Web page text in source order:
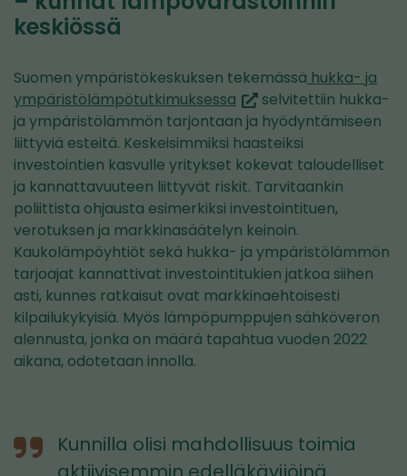
keskiössä
Suomen ympäristökeskuksen tekemässä hukka- ja
ympäristölämpötutkimuksessa (siirryt
toiseen
palveluun)
selvitettiin hukka-
ja ympäristölämmön tarjontaan ja hyödyntämiseen
liittyviä esteitä. Keskeisimmiksi haasteiksi
investointien kasvulle yritykset kokevat taloudelliset
ja kannattavuuteen liittyvät riskit. Tarvitaankin
poliittista ohjausta esimerkiksi investointituen,
verotuksen ja markkinasäätelyn keinoin.
Kaukolämpöyhtiöt sekä hukka- ja ympäristölämmön
tarjoajat kannattivat investointitukien jatkoa siihen
asti, kunnes ratkaisut ovat markkinaehtoisesti
kilpailukykyisiä. Myös lämpöpumppujen sähköveron
alennusta, jonka on määrä tapahtua vuoden 2022
aikana, odotetaan innolla.
Kunnilla olisi mahdollisuus toimia